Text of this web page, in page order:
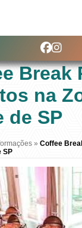
Break
na
de SP
» Coffee
SP